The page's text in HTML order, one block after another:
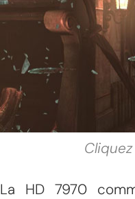
La HD 7970